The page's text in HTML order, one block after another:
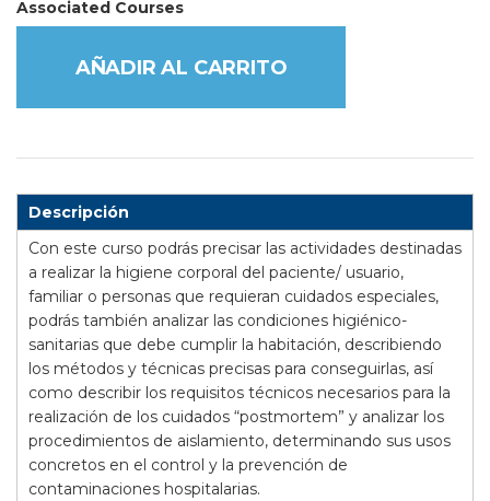
Associated Courses
AÑADIR AL CARRITO
Descripción
Con este curso podrás precisar las actividades destinadas
a realizar la higiene corporal del paciente/ usuario,
familiar o personas que requieran cuidados especiales,
podrás también analizar las condiciones higiénico-
sanitarias que debe cumplir la habitación, describiendo
los métodos y técnicas precisas para conseguirlas, así
como describir los requisitos técnicos necesarios para la
realización de los cuidados “postmortem” y analizar los
procedimientos de aislamiento, determinando sus usos
concretos en el control y la prevención de
contaminaciones hospitalarias.